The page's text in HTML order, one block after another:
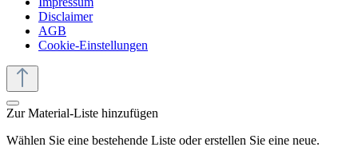
Disclaimer
AGB
Cookie-Einstellungen
Zur Material-Liste hinzufügen
Wählen Sie eine bestehende Liste oder erstellen Sie eine neue.